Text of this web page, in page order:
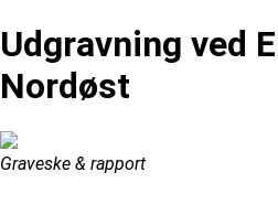
Udgravning ved
Nordøst
Graveske & rapport